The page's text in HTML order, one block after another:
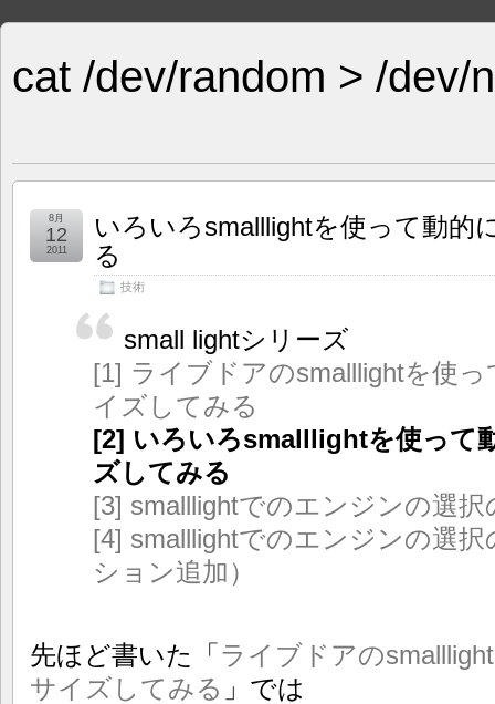
cat /dev/random > /dev/
いろいろsmalllightを使って動的
る
技術
8月
12
2011
small lightシリーズ
[1] ライブドアのsmalllightを使
イズしてみる
[2] いろいろsmalllightを使って
ズしてみる
[3] smalllightでのエンジンの選択
[4] smalllightでのエンジンの選
ション追加）
先ほど書いた「ライブドアの
サイズしてみる 」では